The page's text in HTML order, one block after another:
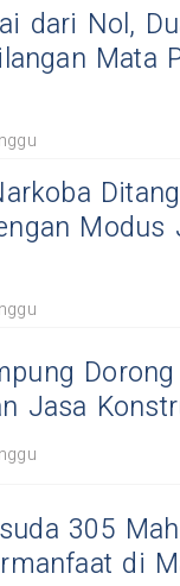
dari Nol,
Mata
Modus
Jasa
305
di